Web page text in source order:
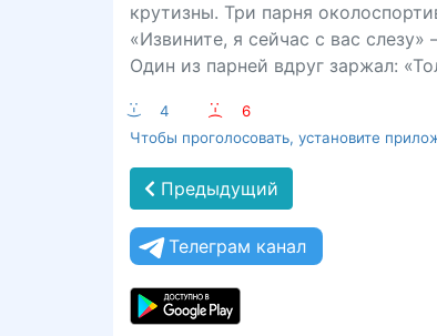
крутизны. Три парня
«Извините, я сейчас с вас
Один из парней вдруг заржал:
:-) 4 :-(
6
Чтобы проголосовать, установите
Предыдущий
Телеграм канал